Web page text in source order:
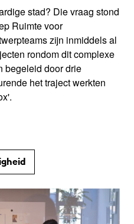
stad? Die vraag stond
Ruimte voor
zijn inmiddels al
rondom dit complexe
begeleid door drie
het traject werkten